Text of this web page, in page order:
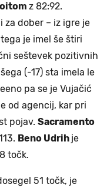
z 82:92.
za dober – iz igre je
je imel še štiri
seštevek pozitivnih
(-17) sta imela le
pa se je Vujačić
od agencij, kar pri
pojav. Sacramento
Beno Udrih je
točk.
51 točk, je